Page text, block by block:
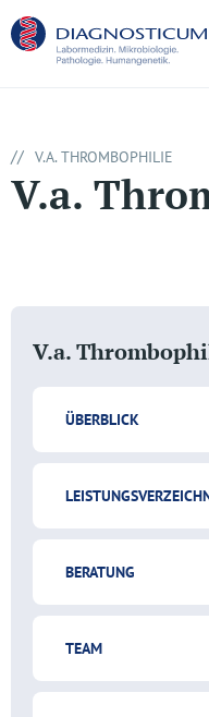
V.a.
ÜBERBLICK
BERATUNG
TEAM
// V.A. THROMBOPHILIE
V.a.